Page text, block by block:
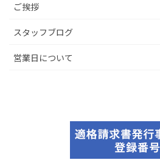
ご挨拶
スタッフブログ
営業日について